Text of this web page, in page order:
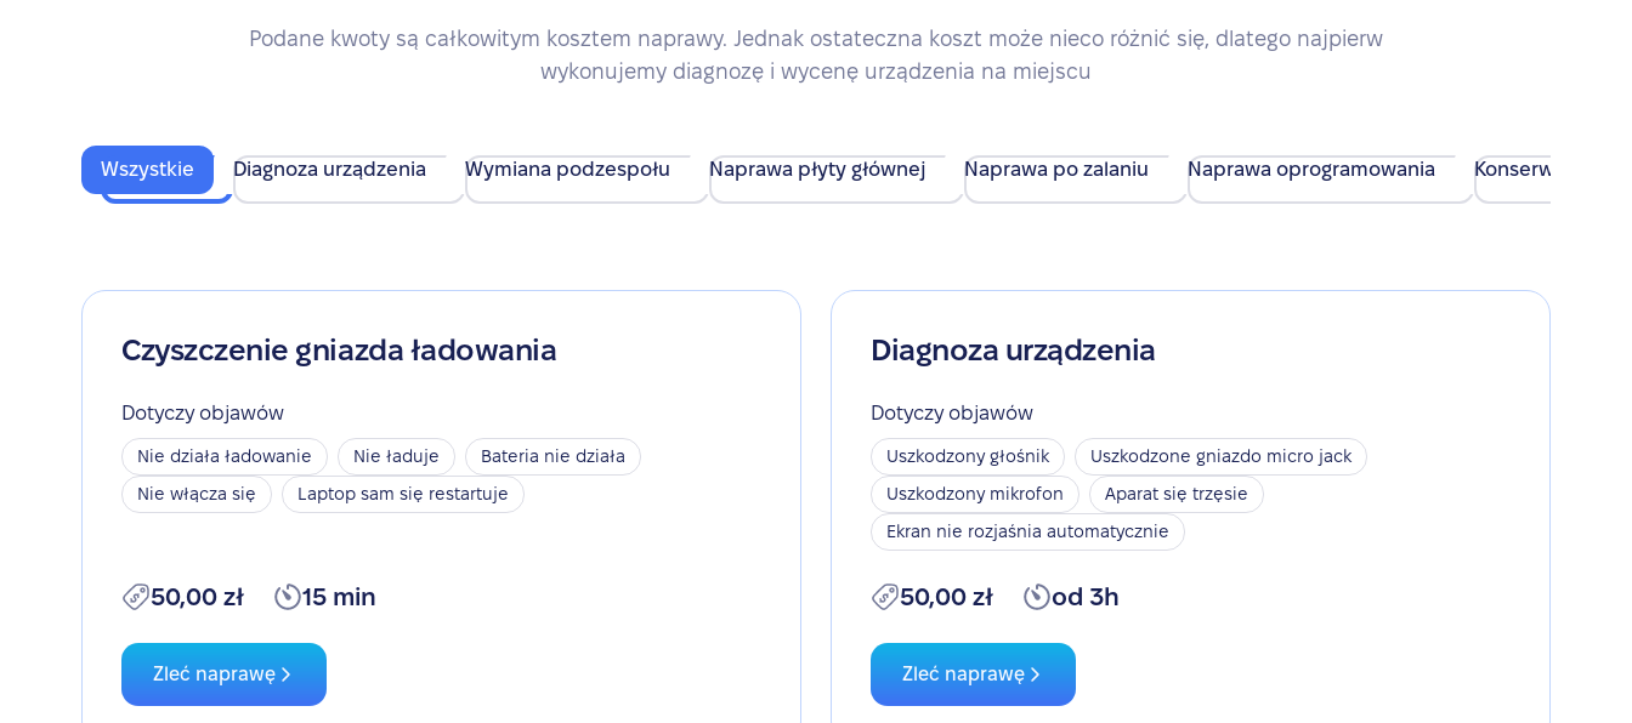
Podane kwoty są całkowitym kosztem naprawy. Jednak ostateczna koszt może nieco różnić się, dlatego najpierw
wykonujemy diagnozę i wycenę urządzenia na miejscu
Wszystkie Diagnoza urządzenia Wymiana podzespołu Naprawa płyty głównej Naprawa po zalaniu Naprawa oprogramowania Konserwacja
Czyszczenie gniazda ładowania
Dotyczy objawów
Nie działa ładowanie Nie ładuje
Bateria nie działa
Nie włącza się
Laptop sam się restartuje
50,00 zł 15 min
Zleć naprawę
Diagnoza urządzenia
Dotyczy objawów
Uszkodzony głośnik
Uszkodzone gniazdo micro jack
Uszkodzony mikrofon
Aparat się trzęsie
Ekran nie rozjaśnia automatycznie
50,00 zł od 3h
Zleć naprawę